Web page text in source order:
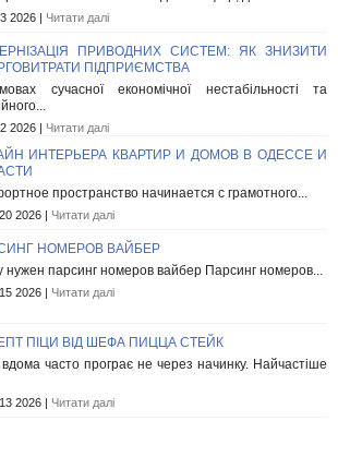
2026 | Читати далі
ПРИВОДНИХ СИСТЕМ: ЯК ЗНИЗИТИ
ПІДПРИЄМСТВА
сучасної економічної нестабільності та
2026 | Читати далі
ИНТЕРЬЕРА КВАРТИР И ДОМОВ В ОДЕССЕ И
пространство начинается с грамотного...
2026 | Читати далі
НОМЕРОВ ВАЙБЕР
нужен парсинг номеров вайбер Парсинг номеров...
2026 | Читати далі
ПІЦИ ВІД ШЕФА ПИЦЦА СТЕЙК
вдома часто програє не через начинку. Найчастіше
2026 | Читати далі